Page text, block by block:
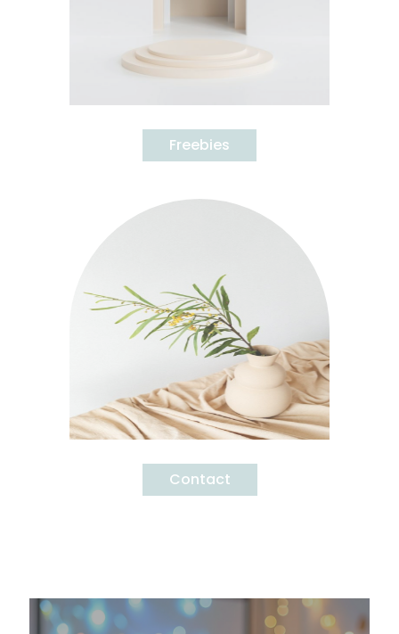
Freebies
Contact